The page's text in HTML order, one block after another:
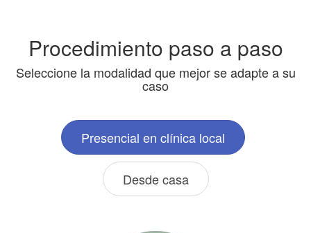
Procedimiento paso a paso
Seleccione la modalidad que mejor se adapte a su
caso
Presencial en clínica local
Desde casa